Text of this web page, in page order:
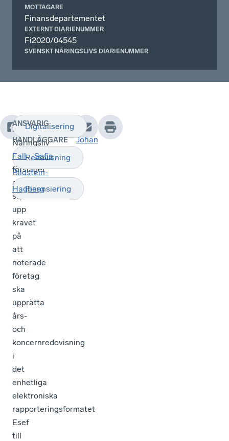
MOTTAGARE
Finansdepartementet
EXTERNT DIARIENUMMER
Fi2020/04545
SVENSKT NÄRINGSLIVS DIARIENUMMER
Svenskt
Näringsliv
tillstyrker
förslaget
att
skjuta
upp
kravet
på
att
noterade
företag
ska
upprätta
års-
och
koncernredovisning
i
det
enhetliga
elektroniska
rapporteringsformatet
Esef
till
Digitalisering
Redovisning
Finansiering
ANSVARIG
HANDLÄGGARE
Johan
Fall
Sofia
Bildstein-
Hagberg